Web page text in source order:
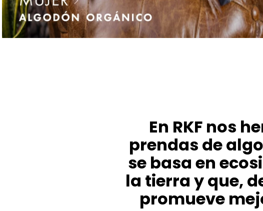
En RKF nos
prendas de
se basa en
la tierra y que,
promueve